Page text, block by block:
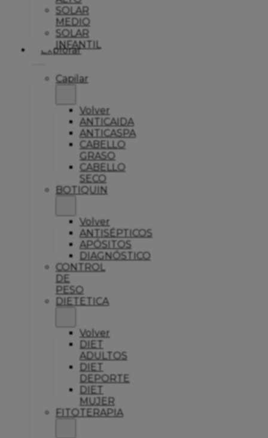
SOLAR
MEDIO
SOLAR
INFANTIL
Explorar
Capilar
Volver
ANTICAIDA
ANTICASPA
CABELLO
GRASO
CABELLO
SECO
BOTIQUIN
Volver
ANTISÉPTICOS
APÓSITOS
DIAGNÓSTICO
CONTROL
DE
PESO
DIETETICA
Volver
DIET
ADULTOS
DIET
DEPORTE
DIET
MUJER
FITOTERAPIA